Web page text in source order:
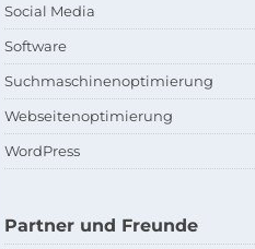
Social Media
Software
Suchmaschinenoptimierung
Webseitenoptimierung
WordPress
Partner und Freunde